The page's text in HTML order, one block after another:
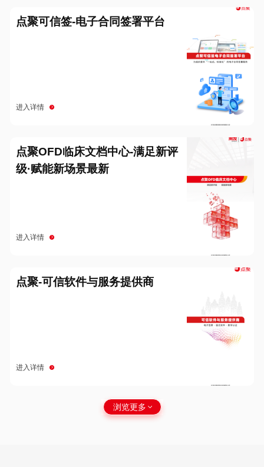
点聚可信签-电子合同签署平台
进入详情
点聚OFD临床文档中心-满足新评
级·赋能新场景最新
进入详情
点聚-可信软件与服务提供商
进入详情
浏览更多